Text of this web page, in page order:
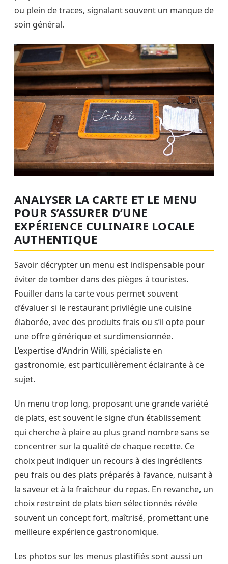
ou plein de traces, signalant souvent un manque de
soin général.
ANALYSER LA CARTE ET LE MENU
POUR S’ASSURER D’UNE
EXPÉRIENCE CULINAIRE LOCALE
AUTHENTIQUE
Savoir décrypter un menu est indispensable pour
éviter de tomber dans des pièges à touristes.
Fouiller dans la carte vous permet souvent
d’évaluer si le restaurant privilégie une cuisine
élaborée, avec des produits frais ou s’il opte pour
une offre générique et surdimensionnée.
L’expertise d’Andrin Willi, spécialiste en
gastronomie, est particulièrement éclairante à ce
sujet.
Un menu trop long, proposant une grande variété
de plats, est souvent le signe d’un établissement
qui cherche à plaire au plus grand nombre sans se
concentrer sur la qualité de chaque recette. Ce
choix peut indiquer un recours à des ingrédients
peu frais ou des plats préparés à l’avance, nuisant à
la saveur et à la fraîcheur du repas. En revanche, un
choix restreint de plats bien sélectionnés révèle
souvent un concept fort, maîtrisé, promettant une
meilleure expérience gastronomique.
Les photos sur les menus plastifiés sont aussi un